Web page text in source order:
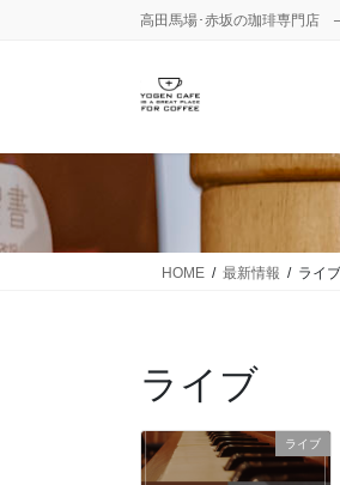
に
移
動
ョ
ン
に
移
高田馬場･赤坂の珈琲専門店
HOME 最新情報 ライブ
ライブ
ライブ